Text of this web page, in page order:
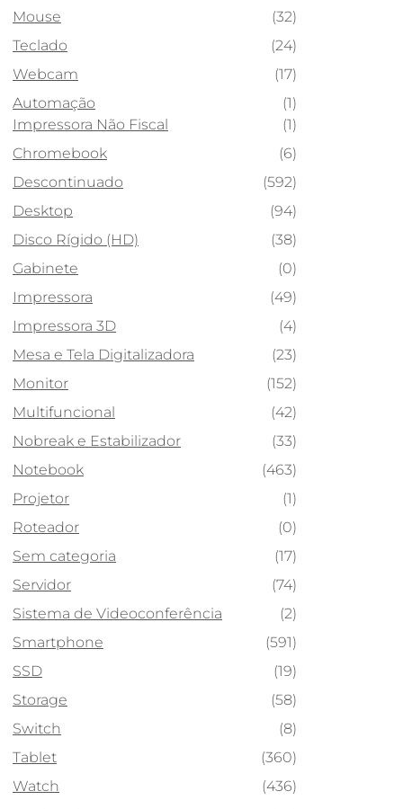
Mouse
(32)
Teclado
(24)
Webcam
(17)
Automação
(1)
Impressora Não Fiscal
(1)
Chromebook
(6)
Descontinuado
(592)
Desktop
(94)
Disco Rígido (HD)
(38)
Gabinete
(0)
Impressora
(49)
Impressora 3D
(4)
Mesa e Tela Digitalizadora
(23)
Monitor
(152)
Multifuncional
(42)
Nobreak e Estabilizador
(33)
Notebook
(463)
Projetor
(1)
Roteador
(0)
Sem categoria
(17)
Servidor
(74)
Sistema de Videoconferência
(2)
Smartphone
(591)
SSD
(19)
Storage
(58)
Switch
(8)
Tablet
(360)
Watch
(436)